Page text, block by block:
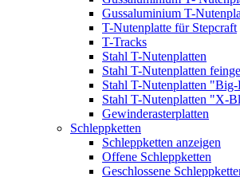
Gussaluminium T-
T-Nutenplatte für Stepcraft
T-Tracks
Stahl T-Nutenplatten
Stahl T-Nutenplatten
Stahl T-Nutenplatten
Stahl T-Nutenplatten "X-
Gewinderasterplatten
Schleppketten
Schleppketten anzeigen
Offene Schleppketten
Geschlossene